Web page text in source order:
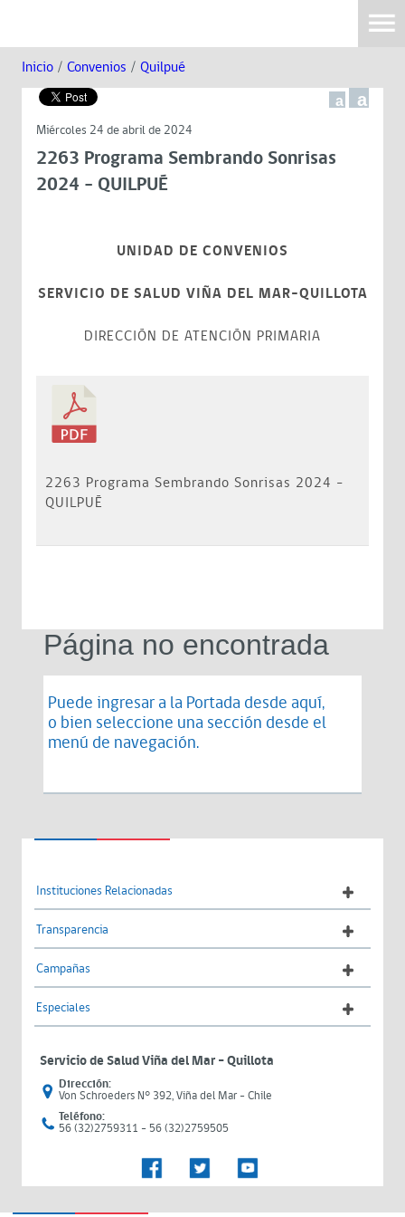
Inicio / Convenios / Quilpué
a a
Miércoles 24 de abril de 2024
2263 Programa Sembrando Sonrisas
2024 - QUILPUÉ
UNIDAD DE CONVENIOS
SERVICIO DE SALUD VIÑA DEL MAR-QUILLOTA
DIRECCIÓN DE ATENCIÓN PRIMARIA
2263 Programa Sembrando Sonrisas 2024 -
QUILPUÉ
Página no encontrada
Puede ingresar a la Portada desde aquí,
o bien seleccione una sección desde el
menú de navegación.
Instituciones Relacionadas
Transparencia
Campañas
Especiales
Servicio de Salud Viña del Mar – Quillota
Dirección:
Von Schroeders N° 392, Viña del Mar - Chile
Teléfono:
56 (32)2759311 - 56 (32)2759505